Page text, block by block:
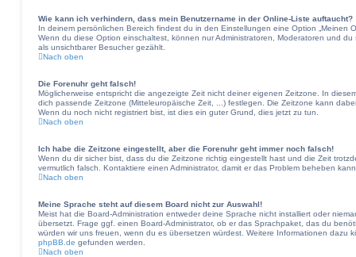
Wie kann ich verhindern, dass mein Benutzername in der Online-Liste auftaucht?
In deinem persönlichen Bereich findest du in den Einstellungen eine Option „Meinen
Wenn du diese Option einschaltest, können nur Administratoren, Moderatoren und
als unsichtbarer Besucher gezählt.
Nach oben
Die Forenuhr geht falsch!
Möglicherweise entspricht die angezeigte Zeit nicht deiner eigenen Zeitzone. In
dich passende Zeitzone (Mitteleuropäische Zeit, ...) festlegen. Die Zeitzone kann
Wenn du noch nicht registriert bist, ist dies ein guter Grund, dies jetzt zu tun.
Nach oben
Ich habe die Zeitzone eingestellt, aber die Forenuhr geht immer noch falsch!
Wenn du dir sicher bist, dass du die Zeitzone richtig eingestellt hast und die Zeit
vermutlich falsch. Kontaktiere einen Administrator, damit er das Problem beheben
Nach oben
Meine Sprache steht auf diesem Board nicht zur Auswahl!
Meist hat die Board-Administration entweder deine Sprache nicht installiert oder
übersetzt. Frage ggf. einen Board-Administrator, ob er das Sprachpaket, das du
würden wir uns freuen, wenn du es übersetzen würdest. Weitere Informationen dazu
phpBB.de gefunden werden.
Nach oben